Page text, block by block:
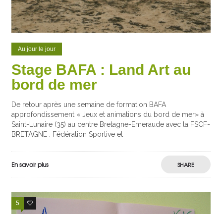
Au jour le jour
Stage BAFA : Land Art au
bord de mer
De retour après une semaine de formation BAFA
approfondissement « Jeux et animations du bord de mer» à
Saint-Lunaire (35) au centre Bretagne-Emeraude avec la FSCF-
BRETAGNE : Fédération Sportive et
En savoir plus SHARE
5 0